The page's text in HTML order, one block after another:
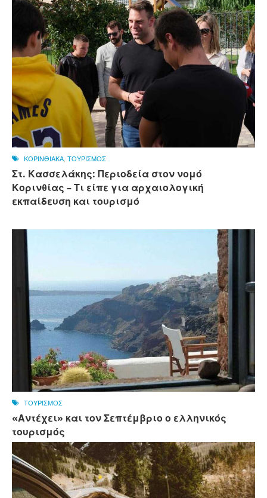
ΚΟΡΙΝΘΙΑΚΑ ΤΟΥΡΙΣΜΟΣ
Στ. Κασσελάκης: Περιοδεία στον νομό
Κορινθίας – Τι είπε για αρχαιολογική
εκπαίδευση και τουρισμό
ΤΟΥΡΙΣΜΟΣ
«Αντέχει» και τον Σεπτέμβριο ο ελληνικός
τουρισμός